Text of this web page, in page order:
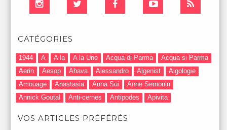
CATÉGORIES
1944 A A la A la Une Acqua di Parma
Acqua si Parma
Aerin
Aesop Ahava Alessandro Algenist
Algologie
Amouage
Anastasia Anna Sui
Anne Semonin
Annick Goutal
Anti-cernes Antipodes
Apivita
Astuces Maquillage
Atelier Cologne
VOS ARTICLES PRÉFÉRÉS